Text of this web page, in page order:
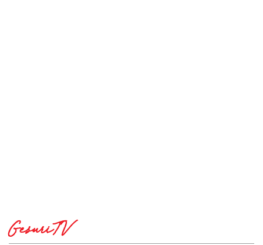
GesuriTV